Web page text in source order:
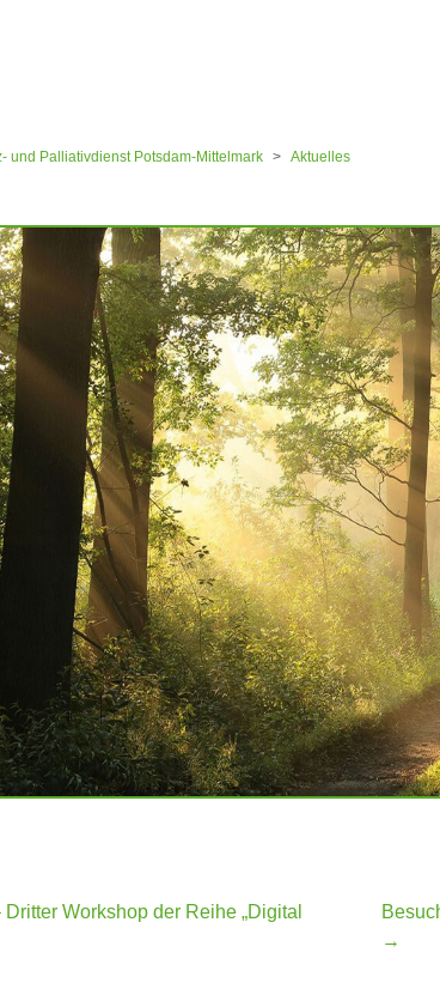
und Palliativdienst Potsdam-Mittelmark Aktuelles
Workshop der Reihe „Digital
→